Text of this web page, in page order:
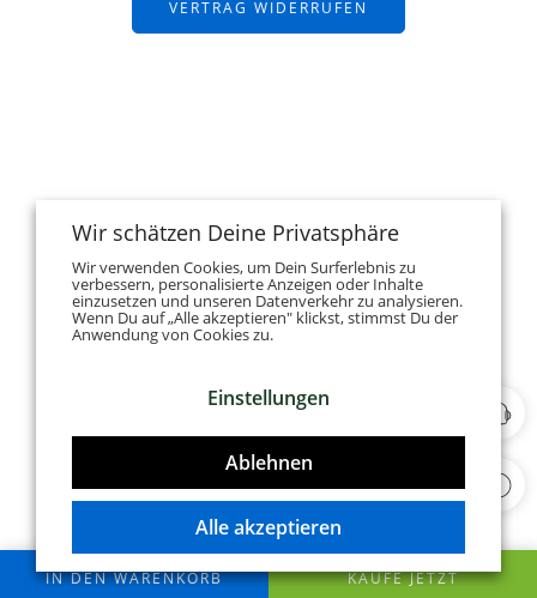
VERTRAG WIDERRUFEN
Wir schätzen Deine Privatsphäre
Wir verwenden Cookies, um Dein Surferlebnis zu
verbessern, personalisierte Anzeigen oder Inhalte
einzusetzen und unseren Datenverkehr zu analysieren.
Wenn Du auf „Alle akzeptieren" klickst, stimmst Du der
Anwendung von Cookies zu.
Einstellungen
Ablehnen
Alle akzeptieren
IN DEN WARENKORB KAUFE JETZT